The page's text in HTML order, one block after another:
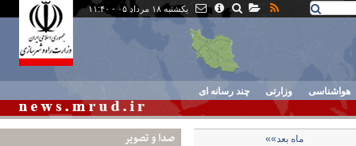
یکشنبه ۱۸ مرداد ۰۵ - ۱۱:۴۰
هواشناسی وزارتی چند رسانه ای
صدا و تصوير ماه بعد»»